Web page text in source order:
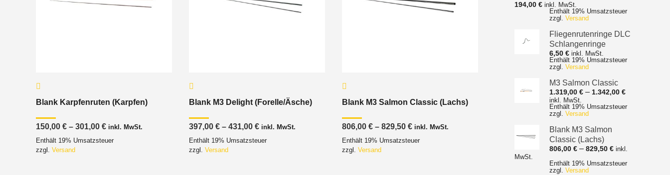
Blank Karpfenruten (Karpfen)
150,00 € – 301,00 €Preisspanne:
bis
inkl. MwSt.
Enthält 19% Umsatzsteuer
zzgl. Versand
Blank M3 Delight (Forelle/Äsche)
397,00 € – 431,00 €Preisspanne:
bis
inkl. MwSt.
Enthält 19% Umsatzsteuer
zzgl. Versand
Blank M3 Salmon Classic (Lachs)
806,00 € – 829,50 €Preisspanne:
bis
inkl. MwSt.
Enthält 19% Umsatzsteuer
zzgl. Versand
Bewertet mit
5.00von 5
194,00 € inkl. MwSt.
Enthält 19% Umsatzsteuer
zzgl. Versand
Fliegenrutenringe DLC
Schlangenringe
6,50 € inkl. MwSt.
Enthält 19% Umsatzsteuer
zzgl. Versand
M3 Salmon Classic
1.319,00 € – 1.342,00 €
bis
inkl. MwSt.
Enthält 19% Umsatzsteuer
zzgl. Versand
Blank M3 Salmon
Classic (Lachs)
806,00 € – 829,50 €Preisspanne:
bis
inkl.
MwSt.
Enthält 19% Umsatzsteuer
zzgl. Versand